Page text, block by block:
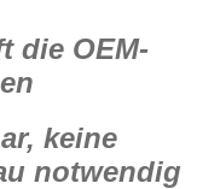
die OEM-
keine
notwendig